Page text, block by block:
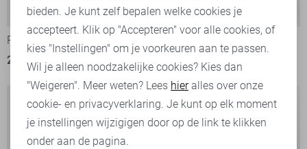
-30%
PME legend T-shirt
28,00
39,99
42,00
59,99
bieden. Je kunt zelf bepalen welke cookies je
accepteert. Klik op "Accepteren" voor alle cookies, of
kies "Instellingen" om je voorkeuren aan te passen.
Wil je alleen noodzakelijke cookies? Kies dan
"Weigeren". Meer weten? Lees hieralles over onze
cookie- en privacyverklaring. Je kunt op elk moment
je instellingen wijzigigen door op de link te klikken
onder aan de pagina.